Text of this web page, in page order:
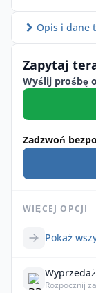
Opis i dane
Zapytaj
Wyślij prośbę
Zadzwoń
WIĘCEJ OPCJI
Pokaż
Rozpocznij